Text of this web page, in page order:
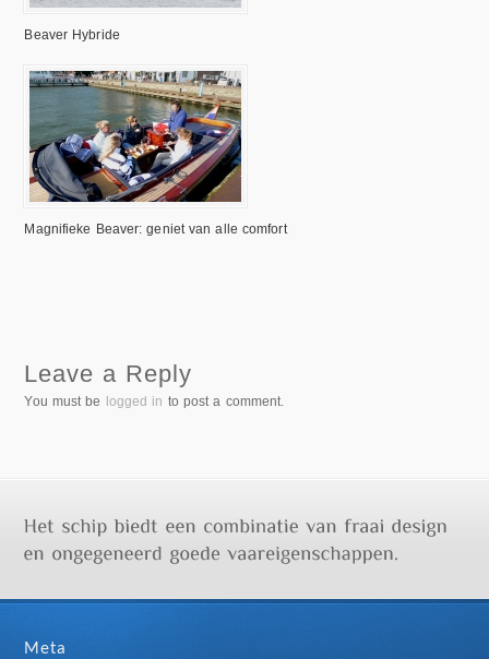
Beaver Hybride
Magnifieke Beaver: geniet van alle comfort
Leave a Reply
You must be logged in to post a comment.
Meta